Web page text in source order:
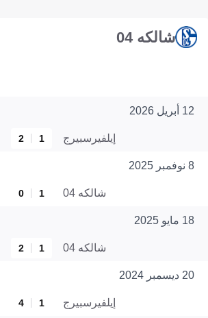
شالكه 04
12 أبريل 2026
إيلفيرسبيرج 1
2
8 نوفمبر 2025
شالكه 04 1
0
18 مايو 2025
شالكه 04 1
2
20 ديسمبر 2024
إيلفيرسبيرج 1
4